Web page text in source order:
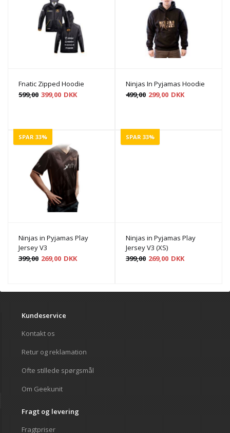
Fnatic Zipped Hoodie
599,00 399,00 DKK
Ninjas In Pyjamas Hoodie
499,00 299,00 DKK
SPAR 33%
Ninjas in Pyjamas Play
Jersey V3
399,00 269,00 DKK
SPAR 33%
Ninjas in Pyjamas Play
Jersey V3 (XS)
399,00 269,00 DKK
Kundeservice
Kontakt os
Retur og reklamation
Ofte stillede spørgsmål
Om Geekunit
Fragt og levering
Fragtpriser